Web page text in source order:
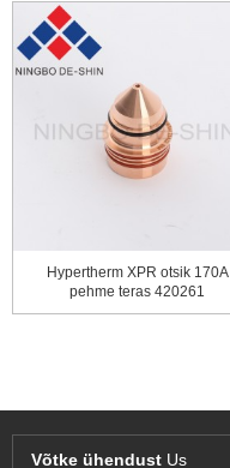
Hypertherm XPR otsik 170A
pehme teras 420261
Võtke ühendust Us